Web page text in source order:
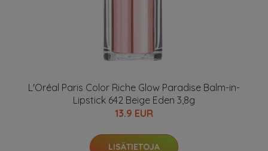
L'Oréal Paris Color Riche Glow Paradise Balm-in-
Lipstick 642 Beige Eden 3,8g
13.9 EUR
LISÄTIETOJA